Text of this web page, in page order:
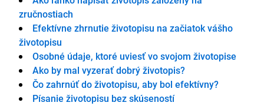
zručnostiach
Efektívne zhrnutie životopisu na začiatok vášho
životopisu
Osobné údaje, ktoré uviesť vo svojom životopise
Ako by mal vyzerať dobrý životopis?
Čo zahrnúť do životopisu, aby bol efektívny?
Písanie životopisu bez skúseností